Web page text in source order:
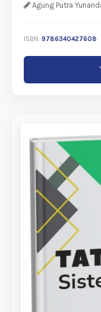
Agung Putra Yunanda,
ISBN: 9786340427608